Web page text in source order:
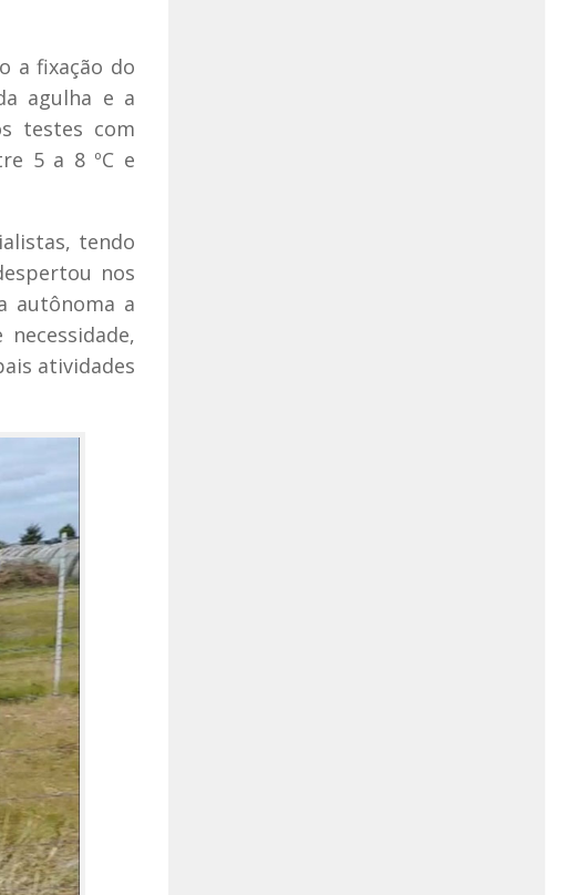
a fixação do
agulha e a
testes com
5 a 8 ºC e
tendo
nos
autônoma a
atividades